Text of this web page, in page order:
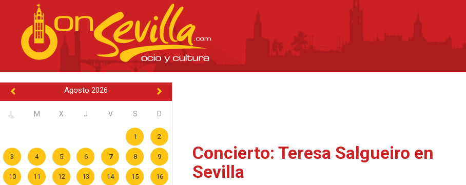
Agosto 2026
M X J V S D
1 2
3 4 5 6 7 8 9
10 11 12 13 14 15 16
Concierto: Teresa Salgueiro en
Sevilla